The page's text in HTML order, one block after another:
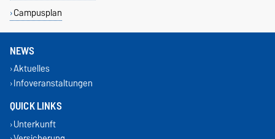
Campusplan
NEWS
Aktuelles
Infoveranstaltungen
QUICK LINKS
Unterkunft